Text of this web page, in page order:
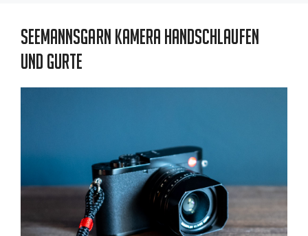
Seemannsgarn Kamera Handschlaufen
und Gurte